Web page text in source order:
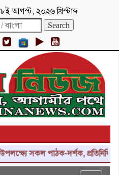
৮ই আগস্ট, ২০২৬ খ্রিস্টাব্দ
সকল পাঠক-দর্শক, প্রতিনিধি,